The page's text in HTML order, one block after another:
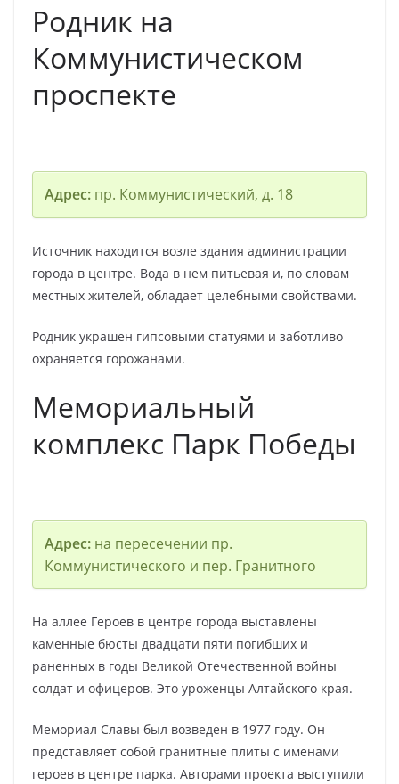
Родник на
Коммунистическом
проспекте
Адрес:пр. Коммунистический, д. 18
Источник находится возле здания администрации
города в центре. Вода в нем питьевая и, по словам
местных жителей, обладает целебными свойствами.
Родник украшен гипсовыми статуями и заботливо
охраняется горожанами.
Мемориальный
комплекс Парк Победы
Адрес:на пересечении пр.
Коммунистического и пер. Гранитного
На аллее Героев в центре города выставлены
каменные бюсты двадцати пяти погибших и
раненных в годы Великой Отечественной войны
солдат и офицеров. Это уроженцы Алтайского края.
Мемориал Славы был возведен в 1977 году. Он
представляет собой гранитные плиты с именами
героев в центре парка. Авторами проекта выступили